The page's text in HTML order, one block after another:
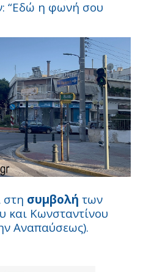
“Εδώ η φωνή σου
στη συμβολή των
και Κωνσταντίνου
Αναπαύσεως).